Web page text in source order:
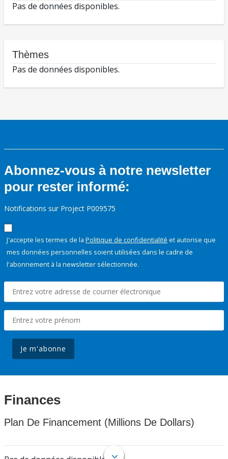
Pas de données disponibles.
Thèmes
Pas de données disponibles.
Abonnez-vous à notre newsletter
pour rester informé:
Notifications sur Project P009575
J'accepte les termes de la Politique de confidentialité et autorise que
mes données personnelles soient utilisées dans le cadre de
l'abonnement à la newsletter sélectionnée.
Je m'abonne
Finances
Plan De Financement (Millions De Dollars)